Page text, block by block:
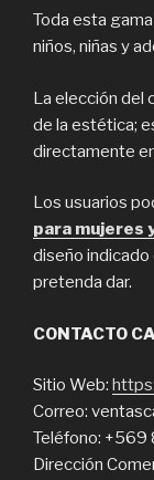
Toda esta
niños, niñas y
La elección del
de la estética;
directamente
Los usuarios
para mujeres
diseño indicado
pretenda dar.
CONTACTO
Sitio Web:
Correo:
Teléfono:
Dirección